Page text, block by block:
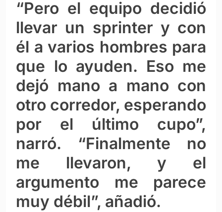
“Pero el equipo decidió
llevar un sprinter y con
él a varios hombres para
que lo ayuden. Eso me
dejó mano a mano con
otro corredor, esperando
por el último cupo”,
narró. “Finalmente no
me llevaron, y el
argumento me parece
muy débil”, añadió.